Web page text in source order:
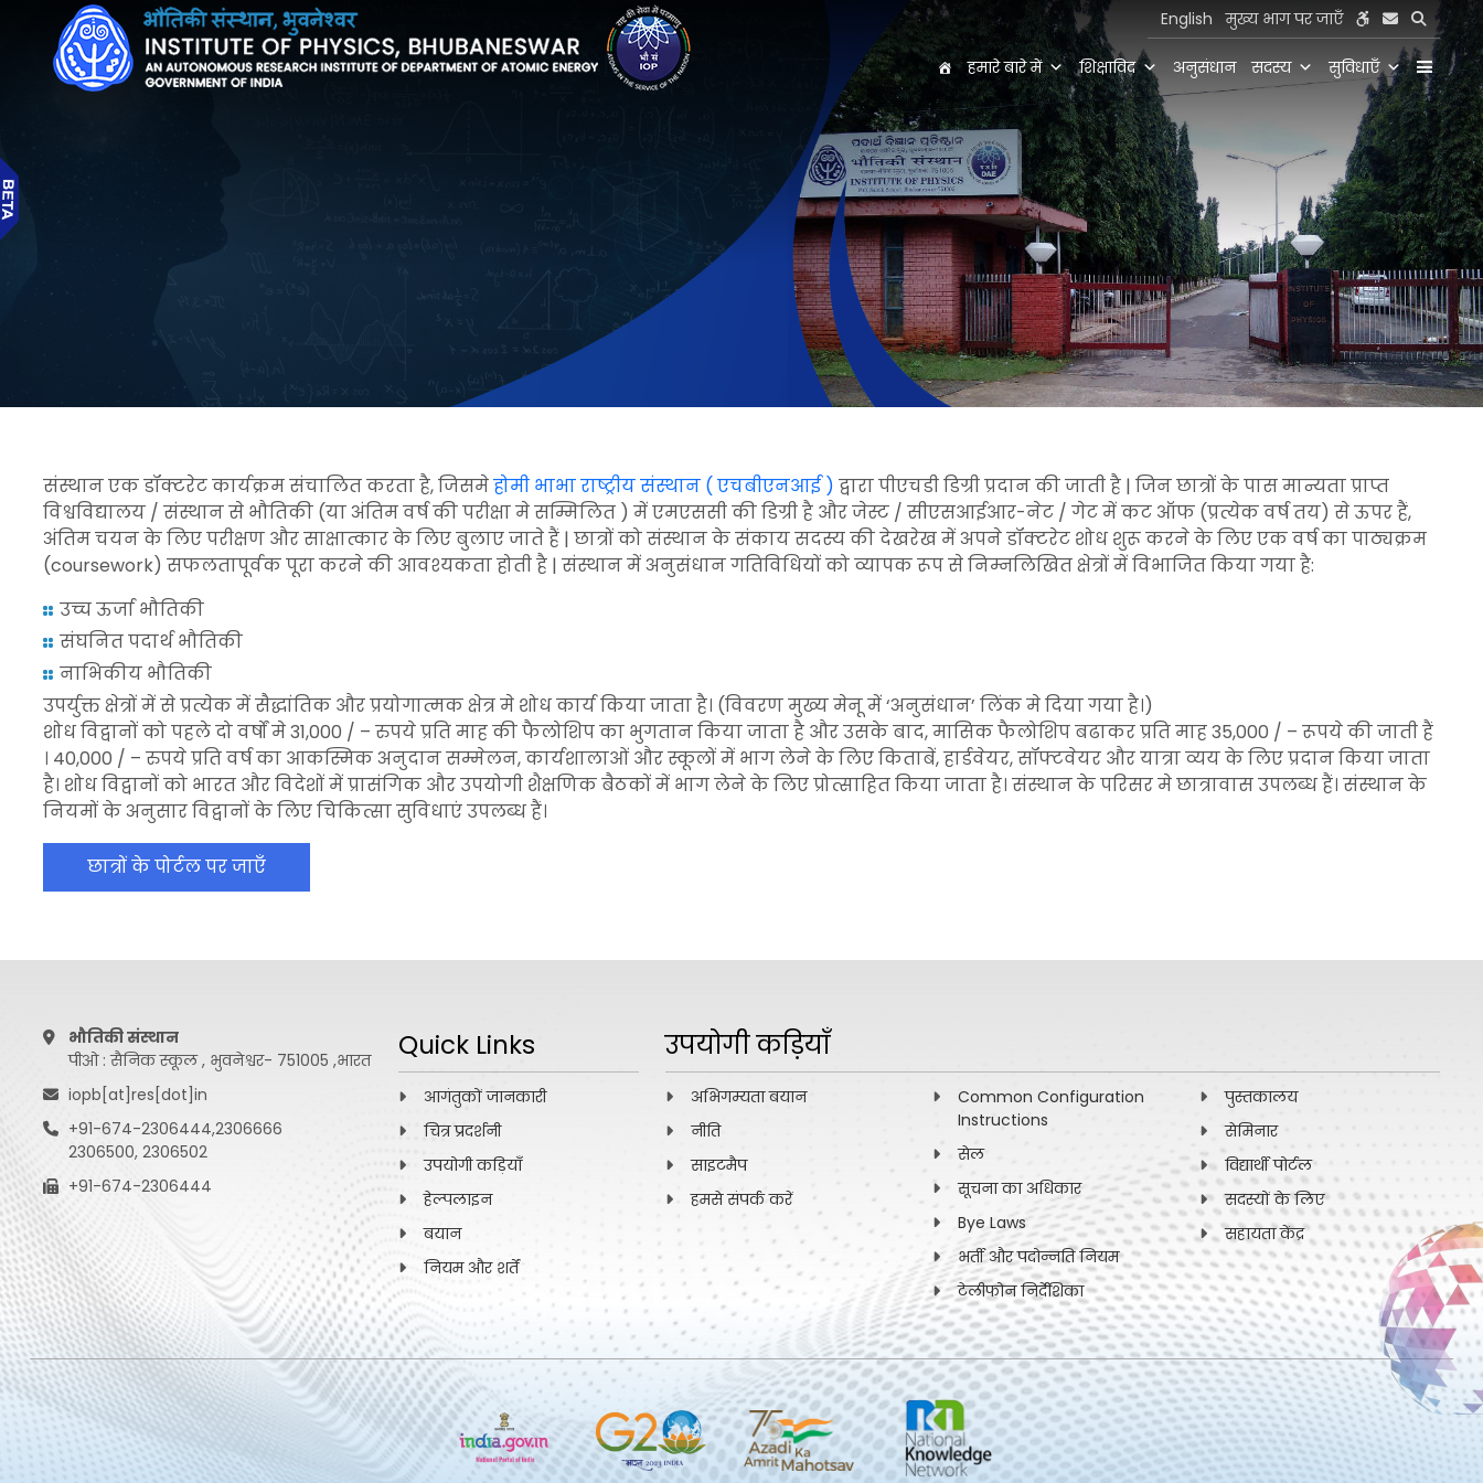
English मुख्य भाग पर जाएँ
हमारे बारे में शिक्षाविद अनुसंधान सदस्य सुविधाएँ
संस्थान एक डॉक्टरेट कार्यक्रम संचालित करता है, जिसमेहोमी भाभा राष्ट्रीय संस्थान ( एचबीएनआई ) द्वारा पीएचडी डिग्री प्रदान की जाती है | जिन छात्रों के पास मान्यता प्राप्त
विश्वविद्यालय / संस्थान से भौतिकी (या अंतिम वर्ष की परीक्षा मे सम्मिलित ) में एमएससी की डिग्री है और जेस्ट / सीएसआईआर-नेट / गेट में कट ऑफ (प्रत्येक वर्ष तय) से ऊपर हैं,
अंतिम चयन के लिए परीक्षण और साक्षात्कार के लिए बुलाए जाते हैं | छात्रों को संस्थान के संकाय सदस्य की देखरेख में अपने डॉक्टरेट शोध शुरू करने के लिए एक वर्ष का पाठ्यक्रम
(coursework) सफलतापूर्वक पूरा करने की आवश्यकता होती है | संस्थान में अनुसंधान गतिविधियों को व्यापक रूप से निम्नलिखित क्षेत्रों में विभाजित किया गया है:
उच्च ऊर्जा भौतिकी
संघनित पदार्थ भौतिकी
नाभिकीय भौतिकी
उपर्युक्त क्षेत्रों में से प्रत्येक में सैद्धांतिक और प्रयोगात्मक क्षेत्र मे शोध कार्य किया जाता है। (विवरण मुख्य मेनू में ‘अनुसंधान’ लिंक मे दिया गया है।)
शोध विद्वानों को पहले दो वर्षों मे 31,000 / – रुपये प्रति माह की फैलोशिप का भुगतान किया जाता है और उसके बाद, मासिक फैलोशिप बढाकर प्रति माह 35,000 / – रूपये की जाती हैं
। 40,000 / – रुपये प्रति वर्ष का आकस्मिक अनुदान सम्मेलन, कार्यशालाओं और स्कूलों में भाग लेने के लिए किताबें, हार्डवेयर, सॉफ्टवेयर और यात्रा व्यय के लिए प्रदान किया जाता
है। शोध विद्वानों को भारत और विदेशों में प्रासंगिक और उपयोगी शैक्षणिक बैठकों में भाग लेने के लिए प्रोत्साहित किया जाता है। संस्थान के परिसर मे छात्रावास उपलब्ध हैं। संस्थान के
नियमों के अनुसार विद्वानों के लिए चिकित्सा सुविधाएं उपलब्ध हैं।
छात्रों के पोर्टल पर जाएँ
भौतिकी संस्थान
पीओ : सैनिक स्कूल , भुवनेश्वर- 751005 ,भारत
iopb[at]res[dot]in
+91-674-2306444,2306666
2306500, 2306502
+91-674-2306444
Quick Links
आगंतुकों जानकारी
चित्र प्रदर्शनी
उपयोगी कड़ियाँ
हेल्पलाइन
बयान
नियम और शर्तें
उपयोगी कड़ियाँ
अभिगम्यता बयान
नीति
साइटमैप
हमसे संपर्क करें
Common Configuration
Instructions
सेल
सूचना का अधिकार
Bye Laws
भर्ती और पदोन्नति नियम
टेलीफोन निर्देशिका
पुस्तकालय
सेमिनार
विद्यार्थी पोर्टल
सदस्यों के लिए
सहायता केंद्र